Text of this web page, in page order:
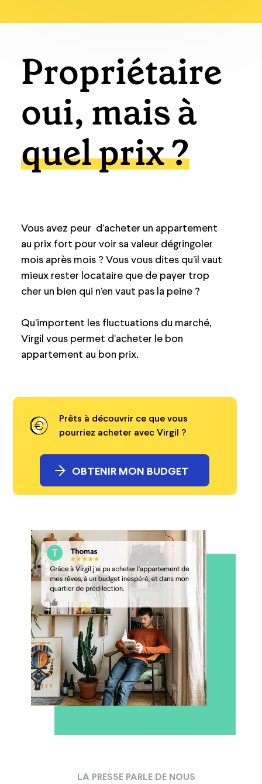
Propriétaire
oui, mais à
quel prix ?
Vous avez peur d’acheter un appartement
au prix fort pour voir sa valeur dégringoler
mois après mois ? Vous vous dites qu’il vaut
mieux rester locataire que de payer trop
cher un bien qui n’en vaut pas la peine ?
Qu’importent les fluctuations du marché,
Virgil vous permet d’acheter le bon
appartement au bon prix.
Prêts à découvrir ce que vous
pourriez acheter avec Virgil ?
OBTENIR MON BUDGET
LA PRESSE PARLE DE NOUS